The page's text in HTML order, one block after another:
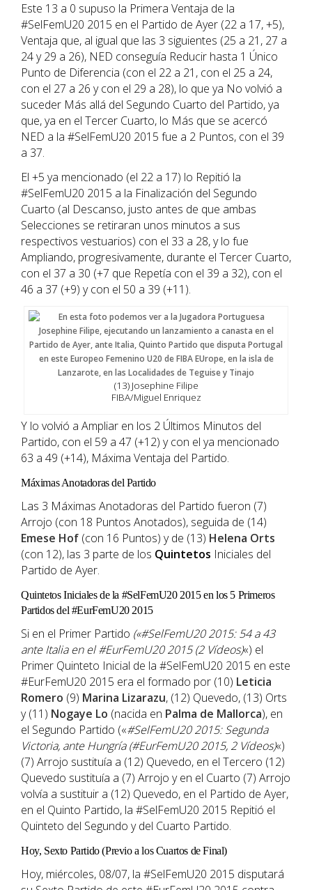
Este 13 a 0 supuso la Primera Ventaja de la
#SelFemU20 2015 en el Partido de Ayer (22 a 17, +5),
Ventaja que, al igual que las 3 siguientes (25 a 21, 27 a
24 y 29 a 26), NED conseguía Reducir hasta 1 Único
Punto de Diferencia (con el 22 a 21, con el 25 a 24,
con el 27 a 26 y con el 29 a 28), lo que ya No volvió a
suceder Más allá del Segundo Cuarto del Partido, ya
que, ya en el Tercer Cuarto, lo Más que se acercó
NED a la #SelFemU20 2015 fue a 2 Puntos, con el 39
a 37.
El +5 ya mencionado (el 22 a 17) lo Repitió la
#SelFemU20 2015 a la Finalización del Segundo
Cuarto (al Descanso, justo antes de que ambas
Selecciones se retiraran unos minutos a sus
respectivos vestuarios) con el 33 a 28, y lo fue
Ampliando, progresivamente, durante el Tercer Cuarto,
con el 37 a 30 (+7 que Repetía con el 39 a 32), con el
46 a 37 (+9) y con el 50 a 39 (+11).
(13) Josephine Filipe
FIBA/Miguel Enriquez
Y lo volvió a Ampliar en los 2 Últimos Minutos del
Partido, con el 59 a 47 (+12) y con el ya mencionado
63 a 49 (+14), Máxima Ventaja del Partido.
Máximas Anotadoras del Partido
Las 3 Máximas Anotadoras del Partido fueron (7)
Arrojo (con 18 Puntos Anotados), seguida de (14)
Emese Hof (con 16 Puntos) y de (13) Helena Orts
(con 12), las 3 parte de los Quintetos Iniciales del
Partido de Ayer.
Quintetos Iniciales de la #SelFemU20 2015 en los 5 Primeros
Partidos del #EurFemU20 2015
Si en el Primer Partido («#SelFemU20 2015: 54 a 43
ante Italia en el #EurFemU20 2015 (2 Vídeos)«) el
Primer Quinteto Inicial de la #SelFemU20 2015 en este
#EurFemU20 2015 era el formado por (10) Leticia
Romero (9) Marina Lizarazu, (12) Quevedo, (13) Orts
y (11) Nogaye Lo (nacida en Palma de Mallorca), en
el Segundo Partido («#SelFemU20 2015: Segunda
Victoria, ante Hungría (#EurFemU20 2015, 2 Vídeos)«)
(7) Arrojo sustituía a (12) Quevedo, en el Tercero (12)
Quevedo sustituía a (7) Arrojo y en el Cuarto (7) Arrojo
volvía a sustituir a (12) Quevedo, en el Partido de Ayer,
en el Quinto Partido, la #SelFemU20 2015 Repitió el
Quinteto del Segundo y del Cuarto Partido.
Hoy, Sexto Partido (Previo a los Cuartos de Final)
Hoy, miércoles, 08/07, la #SelFemU20 2015 disputará